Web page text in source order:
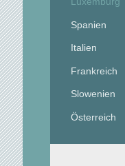
Spanien
Italien
Frankreich
Slowenien
Österreich